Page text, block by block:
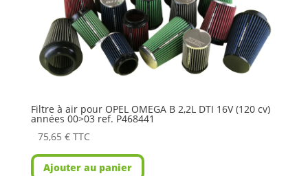
Filtre à air pour OPEL OMEGA B 2,2L DTI 16V (120 cv)
années 00>03 ref. P468441
75,65 € TTC
Ajouter au panier